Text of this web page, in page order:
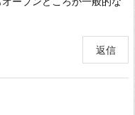
返信